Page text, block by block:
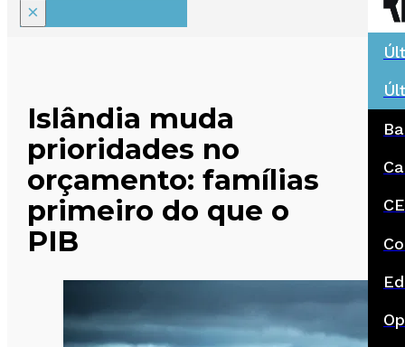
×
Islândia muda
prioridades no
orçamento: famílias
primeiro do que o
PIB